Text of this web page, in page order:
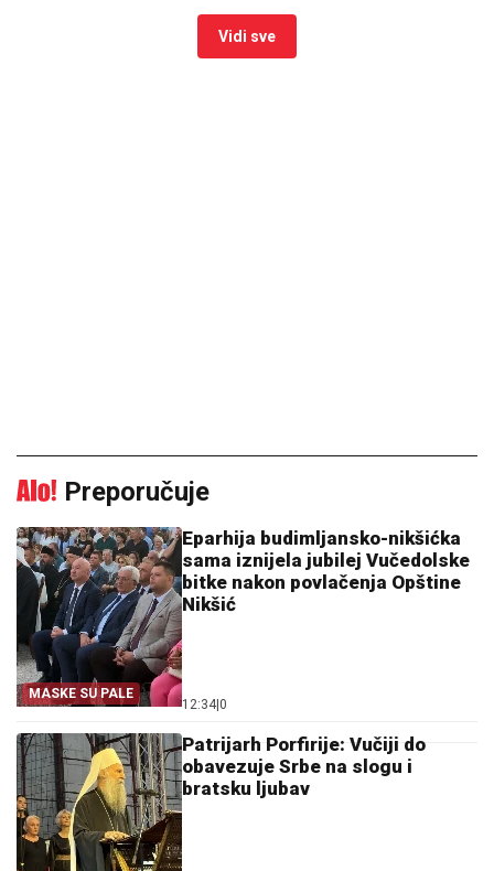
Vidi sve
Preporučuje
MASKE SU PALE
Eparhija budimljansko-nikšićka
sama iznijela jubilej Vučedolske
bitke nakon povlačenja Opštine
Nikšić
12:34|0
Patrijarh Porfirije: Vučiji do
obavezuje Srbe na slogu i
bratsku ljubav